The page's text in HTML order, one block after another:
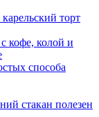
торт
кофе, колой и
способа
стакан полезен